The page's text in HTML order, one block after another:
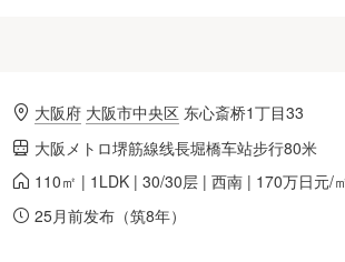
大阪府 大阪市中央区 东心斎桥1丁目33
大阪メトロ堺筋線线長堀橋车站步行80米
110㎡ | 1LDK | 30/30层 | 西南 | 170万日元/
25月前发布（筑8年）